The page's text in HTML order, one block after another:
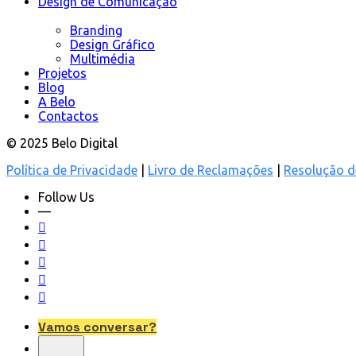
Branding
Design Gráfico
Multimédia
Projetos
Blog
A Belo
Contactos
© 2025 Belo Digital
Política de Privacidade
Livro de Reclamações
Resolução
Follow Us
—
Vamos conversar?